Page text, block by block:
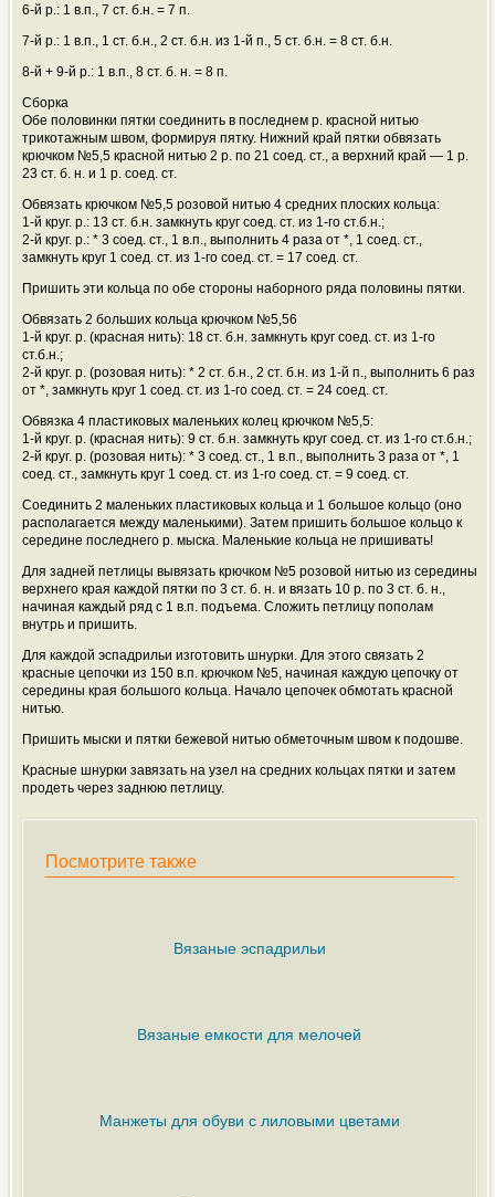
6-й р.: 1 в.п., 7 ст. б.н. = 7 п.
7-й р.: 1 в.п., 1 ст. б.н., 2 ст. б.н. из 1-й п., 5 ст. б.н. = 8 ст. б.н.
8-й + 9-й р.: 1 в.п., 8 ст. б. н. = 8 п.
Сборка
Обе половинки пятки соединить в последнем р. красной нитью
трикотажным швом, формируя пятку. Нижний край пятки обвязать
крючком №5,5 красной нитью 2 р. по 21 соед. ст., а верхний край — 1 р.
23 ст. б. н. и 1 р. соед. ст.
Обвязать крючком №5,5 розовой нитью 4 средних плоских кольца:
1-й круг. р.: 13 ст. б.н. замкнуть круг соед. ст. из 1-го ст.б.н.;
2-й круг. р.: * 3 соед. ст., 1 в.п., выполнить 4 раза от *, 1 соед. ст.,
замкнуть круг 1 соед. ст. из 1-го соед. ст. = 17 соед. ст.
Пришить эти кольца по обе стороны наборного ряда половины пятки.
Обвязать 2 больших кольца крючком №5,56
1-й круг. р. (красная нить): 18 ст. б.н. замкнуть круг соед. ст. из 1-го
ст.б.н.;
2-й круг. р. (розовая нить): * 2 ст. б.н., 2 ст. б.н. из 1-й п., выполнить 6 раз
от *, замкнуть круг 1 соед. ст. из 1-го соед. ст. = 24 соед. ст.
Обвязка 4 пластиковых маленьких колец крючком №5,5:
1-й круг. р. (красная нить): 9 ст. б.н. замкнуть круг соед. ст. из 1-го ст.б.н.;
2-й круг. р. (розовая нить): * 3 соед. ст., 1 в.п., выполнить 3 раза от *, 1
соед. ст., замкнуть круг 1 соед. ст. из 1-го соед. ст. = 9 соед. ст.
Соединить 2 маленьких пластиковых кольца и 1 большое кольцо (оно
располагается между маленькими). Затем пришить большое кольцо к
середине последнего р. мыска. Маленькие кольца не пришивать!
Для задней петлицы вывязать крючком №5 розовой нитью из середины
верхнего края каждой пятки по 3 ст. б. н. и вязать 10 р. по 3 ст. б. н.,
начиная каждый ряд с 1 в.п. подъема. Сложить петлицу пополам
внутрь и пришить.
Для каждой эспадрильи изготовить шнурки. Для этого связать 2
красные цепочки из 150 в.п. крючком №5, начиная каждую цепочку от
середины края большого кольца. Начало цепочек обмотать красной
нитью.
Пришить мыски и пятки бежевой нитью обметочным швом к подошве.
Красные шнурки завязать на узел на средних кольцах пятки и затем
продеть через заднюю петлицу.
Посмотрите также
Вязаные эспадрильи
Вязаные емкости для мелочей
Манжеты для обуви с лиловыми цветами